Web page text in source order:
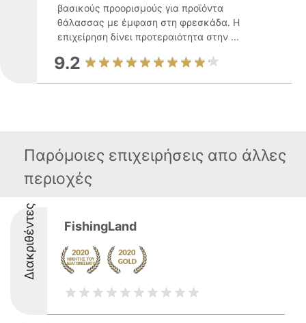
βασικούς προορισμούς για προϊόντα
θάλασσας με έμφαση στη φρεσκάδα. Η
επιχείρηση δίνει προτεραιότητα στην ...
9.2
Παρόμοιες επιχειρήσεις απο άλλες
περιοχές
Διακριθέντες FishingLand